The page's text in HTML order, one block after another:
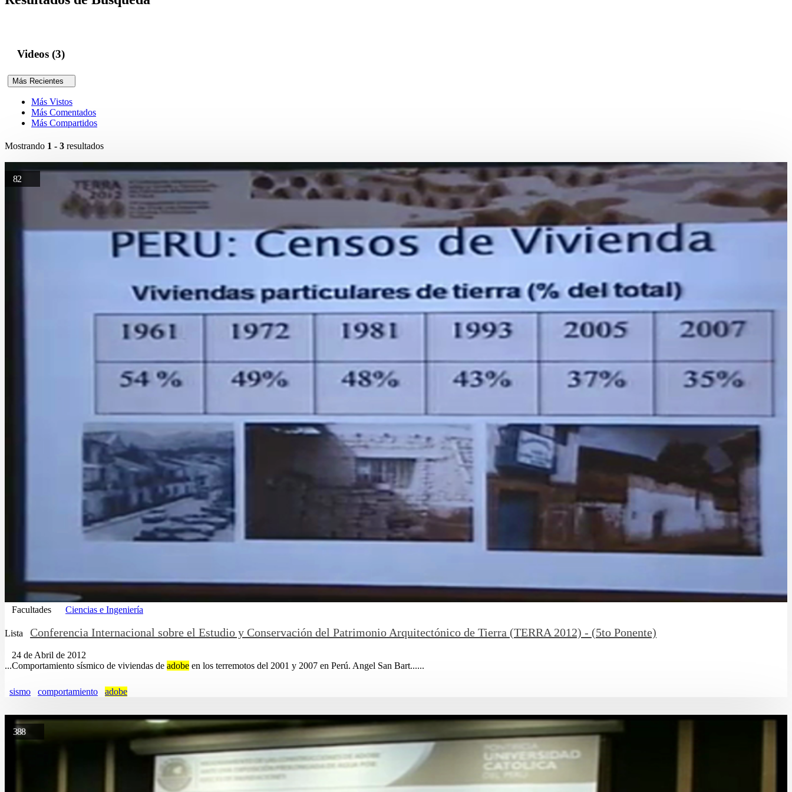
Videos (3)
Más Recientes
Más Vistos
Más Comentados
Más Compartidos
Mostrando 1 - 3 resultados
82
Facultades Ciencias e Ingeniería
Lista Conferencia Internacional sobre el Estudio y Conservación del Patrimonio Arquitectónico de Tierra (TERRA 2012) - (5to Ponente)
24 de Abril de 2012
...Comportamiento sísmico de viviendas de adobe en los terremotos del 2001 y 2007 en Perú. Angel San Bart......
sismo comportamiento adobe
388